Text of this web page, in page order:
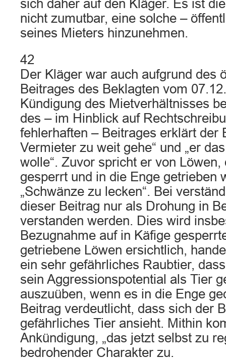
sich daher auf den Kläger. Es ist
nicht zumutbar, eine solche –
seines Mieters hinzunehmen.
42
Der Kläger war auch aufgrund des
Beitrages des Beklagten vom
Kündigung des Mietverhältnisses
des – im Hinblick auf
fehlerhaften – Beitrages erklärt der
Vermieter zu weit gehe“ und „er
wolle“. Zuvor spricht er von Löwen,
gesperrt und in die Enge getrieben
„Schwänze zu lecken“. Bei
dieser Beitrag nur als Drohung in
verstanden werden. Dies wird
Bezugnahme auf in Käfige
getriebene Löwen ersichtlich,
ein sehr gefährliches Raubtier,
sein Aggressionspotential als Tier
auszuüben, wenn es in die Enge
Beitrag verdeutlicht, dass sich der
gefährliches Tier ansieht. Mithin
Ankündigung, „das jetzt selbst zu
bedrohender Charakter zu.